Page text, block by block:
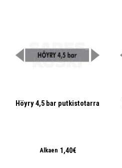
Höyry 4,5 bar putkistotarra
Alkaen 1,40€